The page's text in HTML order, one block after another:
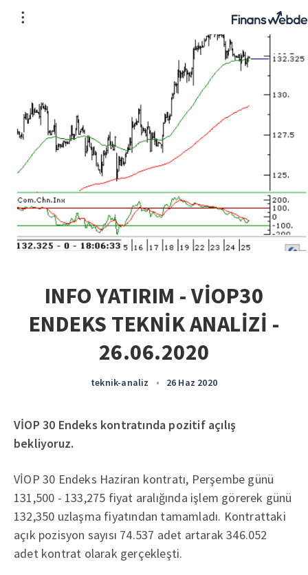
INFO YATIRIM - VİOP30
ENDEKS TEKNİK ANALİZİ -
26.06.2020
teknik-analiz • 26 Haz 2020
VİOP 30 Endeks kontratında pozitif açılış
bekliyoruz.
VİOP 30 Endeks Haziran kontratı, Perşembe günü
131,500 - 133,275 fiyat aralığında işlem görerek günü
132,350 uzlaşma fiyatından tamamladı. Kontrattaki
açık pozisyon sayısı 74.537 adet artarak 346.052
adet kontrat olarak gerçekleşti.